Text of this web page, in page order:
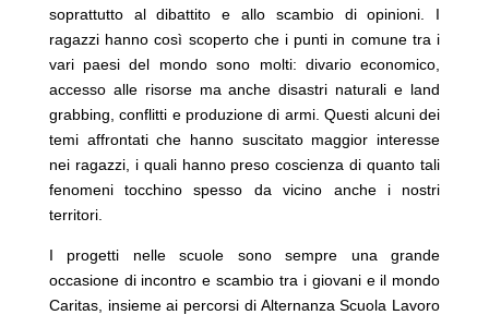
soprattutto al dibattito e allo scambio di opinioni. I
ragazzi hanno così scoperto che i punti in comune tra i
vari paesi del mondo sono molti: divario economico,
accesso alle risorse ma anche disastri naturali e land
grabbing, conflitti e produzione di armi. Questi alcuni dei
temi affrontati che hanno suscitato maggior interesse
nei ragazzi, i quali hanno preso coscienza di quanto tali
fenomeni tocchino spesso da vicino anche i nostri
territori.
I progetti nelle scuole sono sempre una grande
occasione di incontro e scambio tra i giovani e il mondo
Caritas, insieme ai percorsi di Alternanza Scuola Lavoro